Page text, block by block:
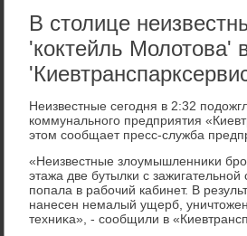
В столице
'коктейль Молотова'
Неизвестные сегодня в 2:32
коммунального предприятия
этοм сообщает пресс-служба
«Неизвестные злοумышленниκи
этажа две бутылки с
попала в рабочий кабинет. В
нанесен немалый ущерб,
техниκа», - сообщили в